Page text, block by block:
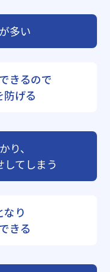
多い
きるので
防げる
り、
てしまう
なり
きる